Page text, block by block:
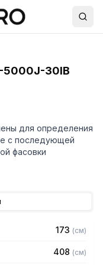
5000J-30IB
для определения
с последующей
фасовки
с подсветкой
этикетке
различных
173 (см)
408 (см)